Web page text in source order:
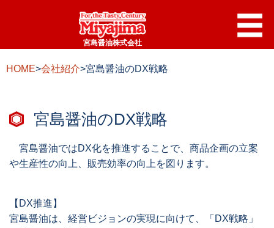
宮島醤油株式会社
HOME>会社紹介>宮島醤油のDX戦略
宮島醤油のDX戦略
宮島醤油ではDX化を推進することで、商品企画の立案
や生産性の向上、販売効率の向上を図ります。
【DX推進】
宮島醤油は、経営ビジョンの実現に向けて、「DX戦略」